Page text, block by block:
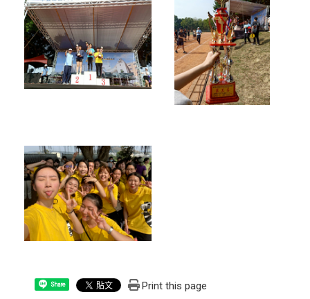
Share Print this page